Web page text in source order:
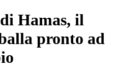
Hamas, il
pronto ad